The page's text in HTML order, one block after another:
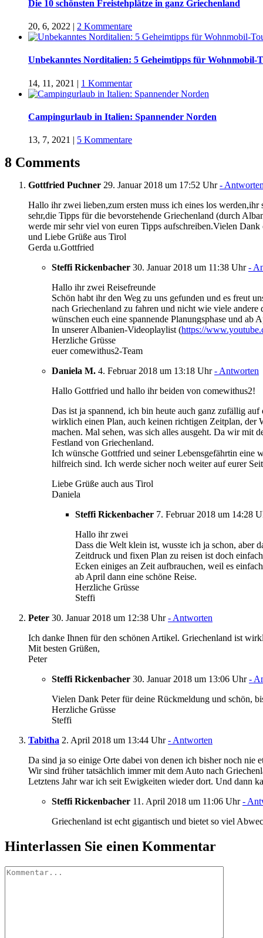
Die 10 schönsten Freistehplätze in ganz Griechenland
20, 6, 2022 | 2 Kommentare
Unbekanntes Norditalien: 5 Geheimtipps für Wohnmobil-
14, 11, 2021 | 1 Kommentar
Campingurlaub in Italien: Spannender Norden
13, 7, 2021 | 5 Kommentare
8 Comments
Gottfried Puchner 29. Januar 2018 um 17:52 Uhr-
Hallo ihr zwei lieben,zum ersten muss ich eines los
sehr,die Tipps für die bevorstehende Griechenland (durch
werde mir sehr viel von euren Tipps aufschreiben.Vielen Dank
und Liebe Grüße aus Tirol
Gerda u.Gottfried
Steffi Rickenbacher 30. Januar 2018 um 11:38 Uhr-
Hallo ihr zwei Reisefreunde
Schön habt ihr den Weg zu uns gefunden und es freut
nach Griechenland zu fahren und nicht wie viele
wünschen euch eine spannende Planungsphase und
In unserer Albanien-Videoplaylist (https://
Herzliche Grüsse
euer comewithus2-Team
Daniela M. 4. Februar 2018 um 13:18 Uhr- Antworten
Hallo Gottfried und hallo ihr beiden von comewithus2!
Das ist ja spannend, ich bin heute auch ganz zufällig
wirklich einen Plan, auch keinen richtigen Zeitplan, der
machen. Mal sehen, was sich alles ausgeht. Da wir mit
Festland von Griechenland.
Ich wünsche Gottfried und seiner Lebensgefährtin eine
hilfreich sind. Ich werde sicher noch weiter auf eurer
Liebe Grüße auch aus Tirol
Daniela
Steffi Rickenbacher 7. Februar 2018 um 14:28
Hallo ihr zwei
Dass die Welt klein ist, wusste ich ja schon, aber
Zeitdruck und fixen Plan zu reisen ist doch
Ecken einiges an Zeit aufbrauchen, weil es
ab April dann eine schöne Reise.
Herzliche Grüsse
Steffi
Peter 30. Januar 2018 um 12:38 Uhr- Antworten
Ich danke Ihnen für den schönen Artikel. Griechenland ist
Mit besten Grüßen,
Peter
Steffi Rickenbacher 30. Januar 2018 um 13:06 Uhr-
Vielen Dank Peter für deine Rückmeldung und schön,
Herzliche Grüsse
Steffi
Tabitha 2. April 2018 um 13:44 Uhr- Antworten
Da sind ja so einige Orte dabei von denen ich bisher noch nie
Wir sind früher tatsächlich immer mit dem Auto nach
Letztens Jahr war ich seit Ewigkeiten wieder dort. Und dann
Steffi Rickenbacher 11. April 2018 um 11:06 Uhr-
Griechenland ist echt gigantisch und bietet so viel
Hinterlassen Sie einen Kommentar
Kommentar